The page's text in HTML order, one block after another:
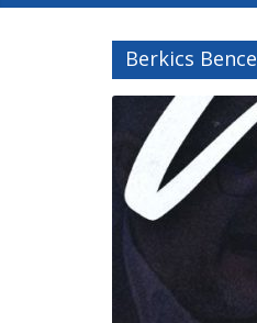
Kistérségi
Televízió
honlapja
Berkics Bence